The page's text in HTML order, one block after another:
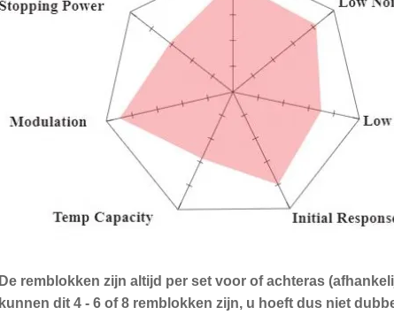
De remblokken zijn altijd per set voor of achteras
kunnen dit 4 - 6 of 8 remblokken zijn, u hoeft dus niet